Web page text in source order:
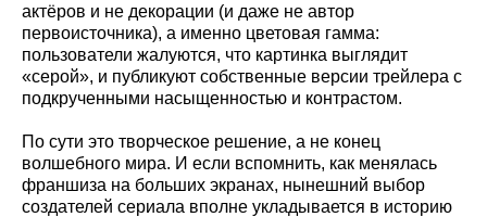
актёров и не декорации (и даже не автор
первоисточника), а именно цветовая гамма:
пользователи жалуются, что картинка выглядит
«серой», и публикуют собственные версии трейлера с
подкрученными насыщенностью и контрастом.
По сути это творческое решение, а не конец
волшебного мира. И если вспомнить, как менялась
франшиза на больших экранах, нынешний выбор
создателей сериала вполне укладывается в историю